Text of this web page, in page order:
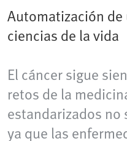
Automatización
ciencias de la vida
El cáncer sigue
retos de la
estandarizados
ya que las